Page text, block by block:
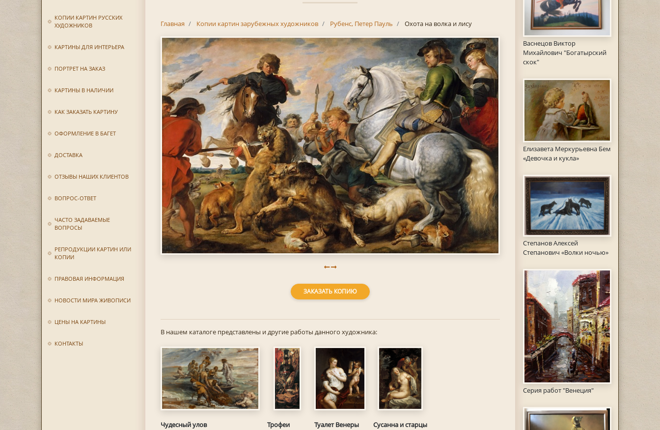
КОПИИ КАРТИН РУССКИХ
ХУДОЖНИКОВ
КАРТИНЫ ДЛЯ ИНТЕРЬЕРА
ПОРТРЕТ НА ЗАКАЗ
КАРТИНЫ В НАЛИЧИИ
КАК ЗАКАЗАТЬ КАРТИНУ
ОФОРМЛЕНИЕ В БАГЕТ
ДОСТАВКА
ОТЗЫВЫ НАШИХ КЛИЕНТОВ
ВОПРОС-ОТВЕТ
ЧАСТО ЗАДАВАЕМЫЕ
ВОПРОСЫ
РЕПРОДУКЦИИ КАРТИН ИЛИ
КОПИИ
ПРАВОВАЯ ИНФОРМАЦИЯ
НОВОСТИ МИРА ЖИВОПИСИ
ЦЕНЫ НА КАРТИНЫ
КОНТАКТЫ
Васнецов Виктор
Михайлович "Богатырский
скок"
Елизавета Меркурьевна Бем
«Девочка и кукла»
Степанов Алексей
Степанович «Волки ночью»
Серия работ "Венеция"
Главная Копии картин зарубежных художников Рубенс, Петер Пауль Охота на волка и лису
ЗАКАЗАТЬ КОПИЮ
В нашем каталоге представлены и другие работы данного художника:
Чудесный улов Трофеи Туалет Венеры Сусанна и старцы